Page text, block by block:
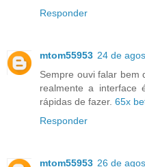
Responder
mtom55953 24 de
Sempre ouvi falar bem
realmente a interface
rápidas de fazer. 65x
Responder
mtom55953 26 de